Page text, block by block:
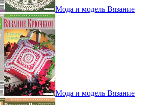
Мода и модель Вязание
Мода и модель Вязание